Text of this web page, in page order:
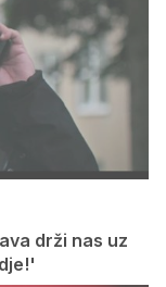
drži nas uz